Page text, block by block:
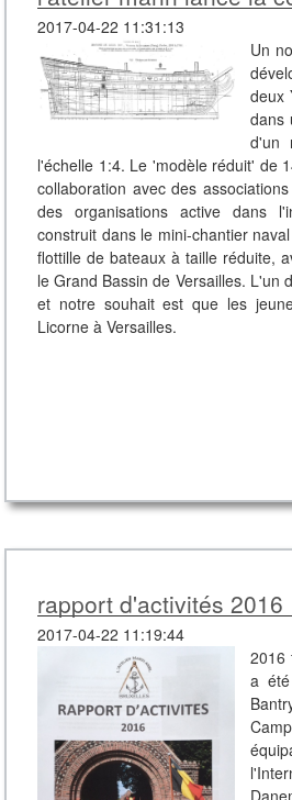
2017-04-22 11:31:13
Un
deux
dans
d'un
l'échelle 1:4. Le 'modèle réduit' de
collaboration avec des
des organisations active dans
construit dans le mini-chantier
flottille de bateaux à taille réduite,
le Grand Bassin de Versailles. L'un
et notre souhait est que les
Licorne à Versailles.
rapport d'activités 2016
2017-04-22 11:19:44
2016
a